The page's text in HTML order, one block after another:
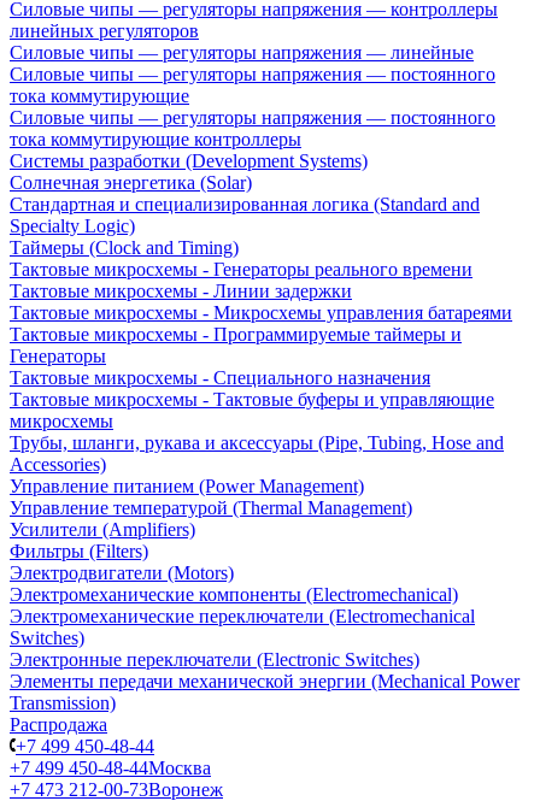
Силовые чипы — регуляторы напряжения — контроллеры
линейных регуляторов
Силовые чипы — регуляторы напряжения — линейные
Силовые чипы — регуляторы напряжения — постоянного
тока коммутирующие
Силовые чипы — регуляторы напряжения — постоянного
тока коммутирующие контроллеры
Системы разработки (Development Systems)
Солнечная энергетика (Solar)
Стандартная и специализированная логика (Standard and
Specialty Logic)
Таймеры (Clock and Timing)
Тактовые микросхемы - Генераторы реального времени
Тактовые микросхемы - Линии задержки
Тактовые микросхемы - Микросхемы управления батареями
Тактовые микросхемы - Программируемые таймеры и
Генераторы
Тактовые микросхемы - Специального назначения
Тактовые микросхемы - Тактовые буферы и управляющие
микросхемы
Трубы, шланги, рукава и аксессуары (Pipe, Tubing, Hose and
Accessories)
Управление питанием (Power Management)
Управление температурой (Thermal Management)
Усилители (Amplifiers)
Фильтры (Filters)
Электродвигатели (Motors)
Электромеханические компоненты (Electromechanical)
Электромеханические переключатели (Electromechanical
Switches)
Электронные переключатели (Electronic Switches)
Элементы передачи механической энергии (Mechanical Power
Transmission)
Распродажа
+7 499 450-48-44
+7 499 450-48-44Москва
+7 473 212-00-73Воронеж